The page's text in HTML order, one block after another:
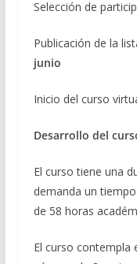
Selección de
Publicación de la
junio
Inicio del curso
Desarrollo del
El curso tiene una
demanda un
de 58 horas
El curso contempla